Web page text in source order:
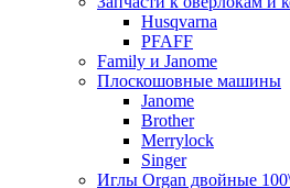
Husqvarna
PFAFF
Family и Janome
Плоскошовные машины
Janome
Brother
Merrylock
Singer
Иглы Organ двойные